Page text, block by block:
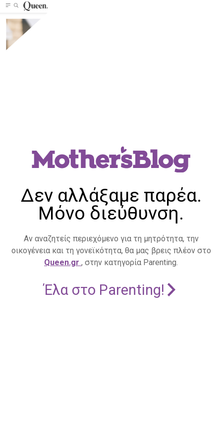
Δεν αλλάξαμε παρέα.
Μόνο διεύθυνση.
Αν αναζητείς περιεχόμενο για τη μητρότητα, την
οικογένεια και τη γονεϊκότητα, θα μας βρεις πλέον στο
Queen.gr , στην κατηγορία Parenting.
Έλα στο Parenting!